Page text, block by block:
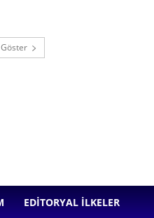
Göster
EDITORYAL İLKELER